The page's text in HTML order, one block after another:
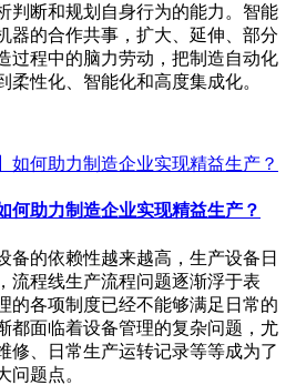
判断和规划自身行为的能力。智能
器的合作共事，扩大、延伸、部分
过程中的脑力劳动，把制造自动化
柔性化、智能化和高度集成化。
何助力制造企业实现精益生产？
备的依赖性越来越高，生产设备日
流程线生产流程问题逐渐浮于表
的各项制度已经不能够满足日常的
都面临着设备管理的复杂问题，尤
修、日常生产运转记录等等成为了
问题点。